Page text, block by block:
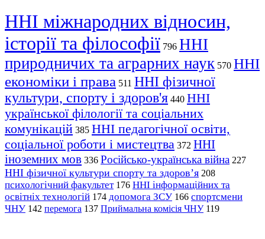
ННІ міжнародних відносин,
історії та філософії 796 ННІ
природничих та аграрних наук 570 ННІ
економіки і права 511 ННІ фізичної
культури, спорту і здоров'я 440 ННІ
української філології та соціальних
комунікацій 385 ННІ педагогічної освіти,
соціальної роботи і мистецтва 372 ННІ
іноземних мов 336 Російсько-українська війна 227
ННІ фізичної культури спорту та здоров’я 208
психологічний факультет 176 ННІ інформаційних та
освітніх технологій 174 допомога ЗСУ 166 спортсмени
ЧНУ 142 перемога 137 Приймальна комісія ЧНУ 119